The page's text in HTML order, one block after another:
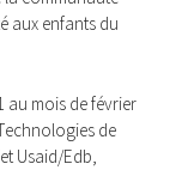
aux enfants du
au mois de février
de
Usaid/Edb,